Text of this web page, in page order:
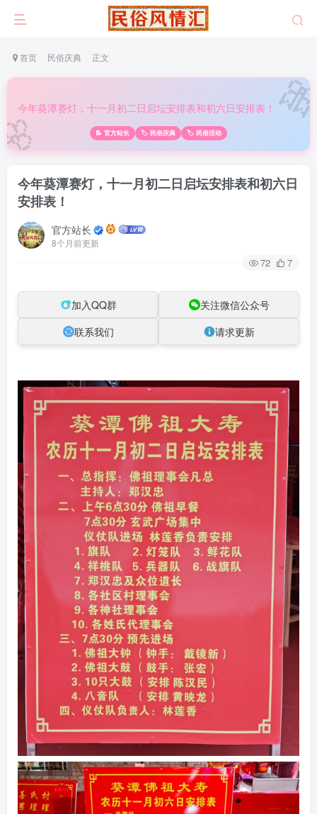
首页 民俗庆典 正文
今年葵潭赛灯，十一月初二日启坛安排表和初六日安排表！
📝 官方站长 🏷️ 民俗庆典 🏷️ 民俗活动
今年葵潭赛灯，十一月初二日启坛安排表和初六日
安排表！
官方站长
8个月前更新
72 7
加入QQ群
关注微信公众号
联系我们
请求更新